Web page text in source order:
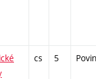
cs 5